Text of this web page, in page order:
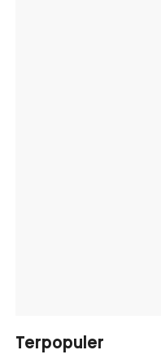
Terpopuler